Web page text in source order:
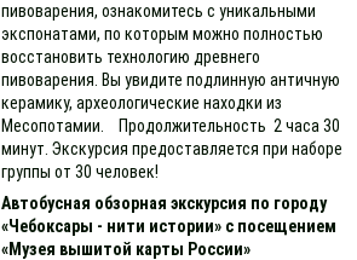
пивоварения, ознакомитесь с уникальными
экспонатами, по которым можно полностью
восстановить технологию древнего
пивоварения. Вы увидите подлинную античную
керамику, археологические находки из
Месопотамии. Продолжительность 2 часа 30
минут. Экскурсия предоставляется при наборе
группы от 30 человек!
Автобусная обзорная экскурсия по городу
«Чебоксары - нити истории» с посещением
«Музея вышитой карты России»